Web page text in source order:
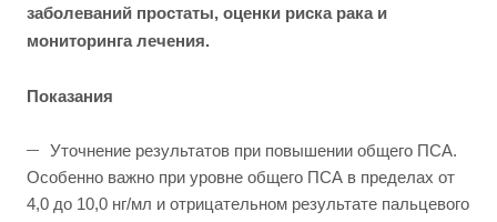
заболеваний простаты, оценки риска рака и
мониторинга лечения.
Показания
Уточнение результатов при повышении общего ПСА.
Особенно важно при уровне общего ПСА в пределах от
4,0 до 10,0 нг/мл и отрицательном результате пальцевого